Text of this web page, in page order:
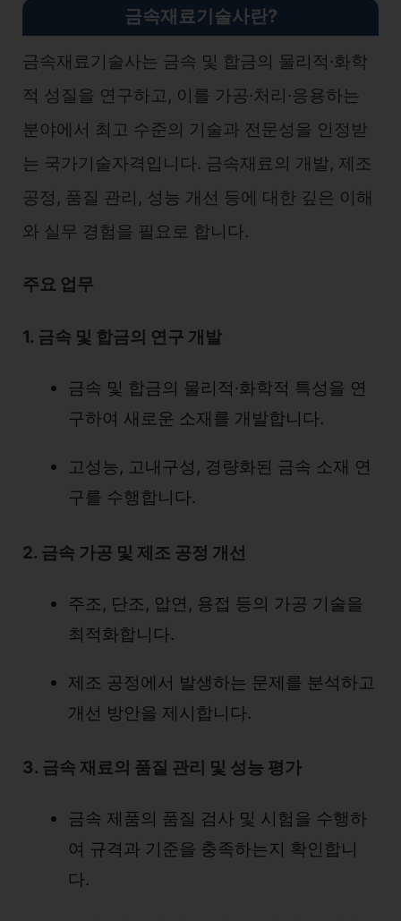
금속재료기술사란?
금속재료기술사는 금속 및 합금의 물리적·화학
적 성질을 연구하고, 이를 가공·처리·응용하는
분야에서 최고 수준의 기술과 전문성을 인정받
는 국가기술자격입니다. 금속재료의 개발, 제조
공정, 품질 관리, 성능 개선 등에 대한 깊은 이해
와 실무 경험을 필요로 합니다.
주요 업무
1. 금속 및 합금의 연구 개발
금속 및 합금의 물리적·화학적 특성을 연
구하여 새로운 소재를 개발합니다.
고성능, 고내구성, 경량화된 금속 소재 연
구를 수행합니다.
2. 금속 가공 및 제조 공정 개선
주조, 단조, 압연, 용접 등의 가공 기술을
최적화합니다.
제조 공정에서 발생하는 문제를 분석하고
개선 방안을 제시합니다.
3. 금속 재료의 품질 관리 및 성능 평가
금속 제품의 품질 검사 및 시험을 수행하
여 규격과 기준을 충족하는지 확인합니
다.